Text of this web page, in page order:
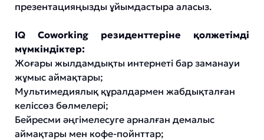
презентацияңызды ұйымдастыра аласыз.
IQ Coworking резиденттеріне қолжетімді
мүмкіндіктер:
Жоғары жылдамдықты интернеті бар заманауи
жұмыс аймақтары;
Мультимедиялық құралдармен жабдықталған
келіссөз бөлмелері;
Бейресми әңгімелесуге арналған демалыс
аймақтары мен кофе-пойнттар;